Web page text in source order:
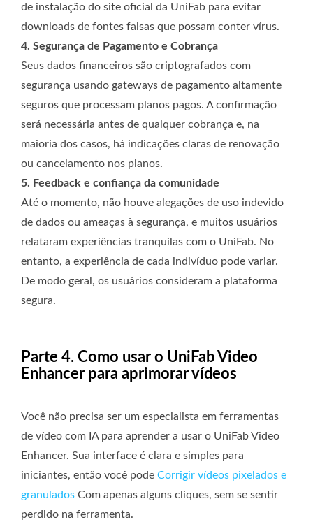
de instalação do site oficial da UniFab para evitar
downloads de fontes falsas que possam conter vírus.
4. Segurança de Pagamento e Cobrança
Seus dados financeiros são criptografados com
segurança usando gateways de pagamento altamente
seguros que processam planos pagos. A confirmação
será necessária antes de qualquer cobrança e, na
maioria dos casos, há indicações claras de renovação
ou cancelamento nos planos.
5. Feedback e confiança da comunidade
Até o momento, não houve alegações de uso indevido
de dados ou ameaças à segurança, e muitos usuários
relataram experiências tranquilas com o UniFab. No
entanto, a experiência de cada indivíduo pode variar.
De modo geral, os usuários consideram a plataforma
segura.
Parte 4. Como usar o UniFab Video
Enhancer para aprimorar vídeos
Você não precisa ser um especialista em ferramentas
de vídeo com IA para aprender a usar o UniFab Video
Enhancer. Sua interface é clara e simples para
iniciantes, então você pode Corrigir vídeos pixelados e
granulados Com apenas alguns cliques, sem se sentir
perdido na ferramenta.